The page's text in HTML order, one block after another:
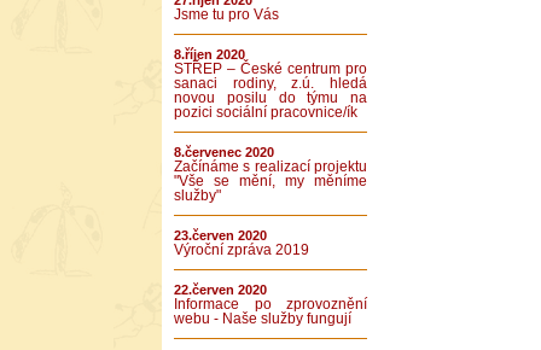
Jsme tu pro Vás
8.říjen 2020
STŘEP – České centrum pro
sanaci rodiny, z.ú. hledá
novou posilu do týmu na
pozici sociální pracovnice/ík
8.červenec 2020
Začínáme s realizací projektu
"Vše se mění, my měníme
služby"
23.červen 2020
Výroční zpráva 2019
22.červen 2020
Informace po zprovoznění
webu - Naše služby fungují